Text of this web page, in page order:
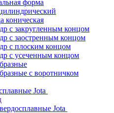
форма
коническая
с закругленным концом
с заостренным концом
с плоским концом
с усеченным концом
с воротничком
Jota
Jota